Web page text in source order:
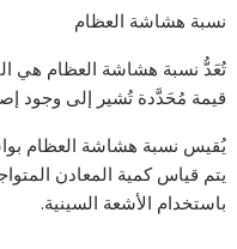
نسبة هشاشة العظام
تُعَدُّ نسبة هشاشة العظام هي
قيمة مُحَدَّدة تُشير إلى وجود
يُقيس نسبة هشاشة العظام
يتم قياس كمية المعادن
باستخدام الأشعة السينية.